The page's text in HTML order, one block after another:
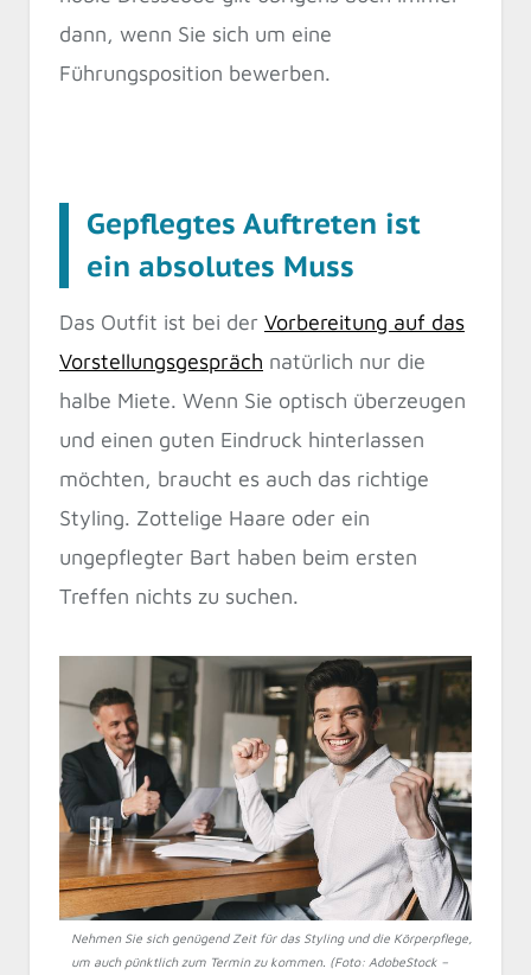
dann, wenn Sie sich um eine
Führungsposition bewerben.
Gepflegtes Auftreten ist
ein absolutes Muss
Das Outfit ist bei der Vorbereitung auf das
Vorstellungsgespräch natürlich nur die
halbe Miete. Wenn Sie optisch überzeugen
und einen guten Eindruck hinterlassen
möchten, braucht es auch das richtige
Styling. Zottelige Haare oder ein
ungepflegter Bart haben beim ersten
Treffen nichts zu suchen.
Nehmen Sie sich genügend Zeit für das Styling und die Körperpflege,
um auch pünktlich zum Termin zu kommen. (Foto: AdobeStock –